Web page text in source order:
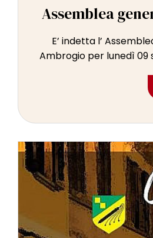
Assemblea
E’ indetta l’
Ambrogio per lunedì 09